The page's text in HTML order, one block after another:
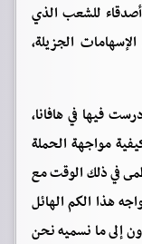
أصدقاء للشعب الذي
الجزيلة،
فيها في هافانا،
مواجهة الحملة
في ذلك الوقت مع
هذا الكم الهائل
إلى ما نسميه نحن